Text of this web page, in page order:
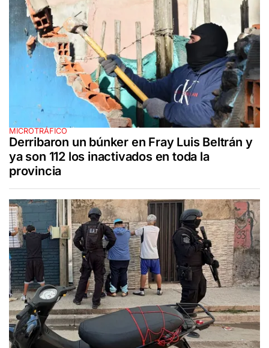
MICROTRÁFICO
Derribaron un búnker en Fray Luis Beltrán y
ya son 112 los inactivados en toda la
provincia